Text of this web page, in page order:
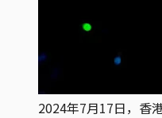
2024年7月17日，香